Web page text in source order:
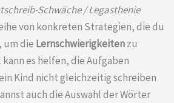
Schwäche / Legasthenie
von konkreten Strategien, die du
um die Lernschwierigkeitenzu
es helfen, die Aufgaben
Kind nicht gleichzeitig schreiben
auch die Auswahl der Wörter